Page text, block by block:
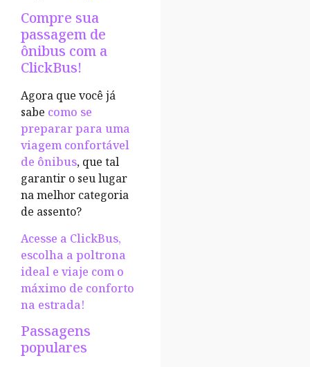
Compre sua
passagem de
ônibus com a
ClickBus!
Agora que você já
sabe como se
preparar para uma
viagem confortável
de ônibus, que tal
garantir o seu lugar
na melhor categoria
de assento?
Acesse a ClickBus,
escolha a poltrona
ideal e viaje com o
máximo de conforto
na estrada!
Passagens
populares